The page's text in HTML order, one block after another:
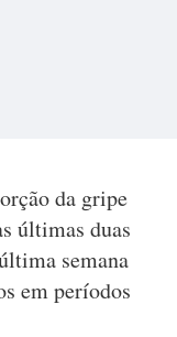
da gripe
últimas duas
semana
em períodos